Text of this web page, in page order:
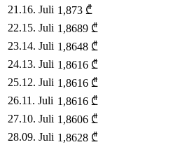
21 .16. Juli 1,873 ₾
22.15. Juli 1,8689 ₾
23.14. Juli 1,8648 ₾
24.13. Juli 1,8616 ₾
25.12. Juli 1,8616 ₾
26.11. Juli 1,8616 ₾
27.10. Juli 1,8606 ₾
28.09. Juli 1,8628 ₾